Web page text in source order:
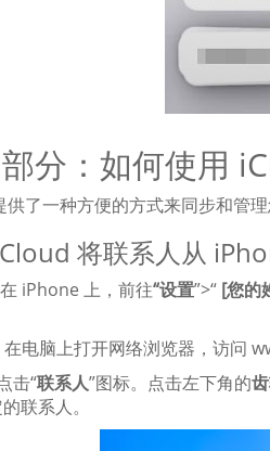
分：如何使用
供了一种方便的方式来同步和管
将联系人从
在 iPhone 上，前往“设置”>“ [您的
在电脑上打开网络浏览器，访问
击“联系人”图标。点击左下角的
联系人。